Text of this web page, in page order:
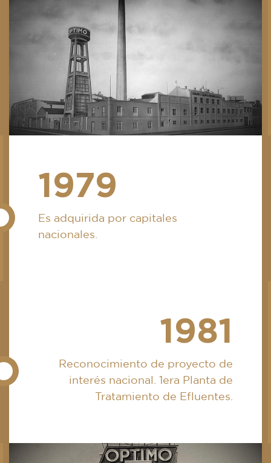
1979
Es adquirida por capitales
nacionales.
1981
Reconocimiento de proyecto de
interés nacional. 1era Planta de
Tratamiento de Efluentes.